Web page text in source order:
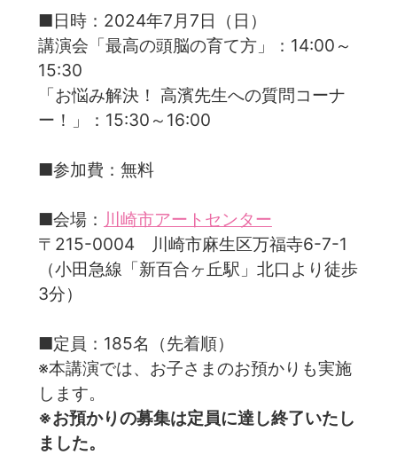
■日時：2024年7月7日（日）
講演会「最高の頭脳の育て方」：14:00～
15:30
「お悩み解決！ 高濱先生への質問コーナ
ー！」：15:30～16:00
■参加費：無料
■会場： 川崎市アートセンター
〒215-0004 川崎市麻生区万福寺6-7-1
（小田急線「新百合ヶ丘駅」北口より徒歩
3分）
■定員：185名（先着順）
※本講演では、お子さまのお預かりも実施
します。
※お預かりの募集は定員に達し終了いたし
ました。